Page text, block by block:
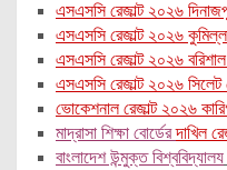
এসএসসি রেজাল্ট ২০২৬
এসএসসি রেজাল্ট ২০২৬
এসএসসি রেজাল্ট ২০২৬
এসএসসি রেজাল্ট ২০২৬ সিলেট
ভোকেশনাল রেজাল্ট ২০২৬
মাদ্রাসা শিক্ষা বোর্ডেরদাখিল
বাংলাদেশ উন্মুক্ত বিশ্ববিদ্যালয